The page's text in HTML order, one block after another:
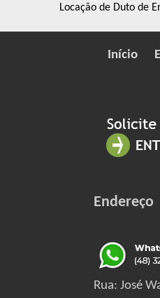
Locação de Duto de
Início
Endereço
Rua: José